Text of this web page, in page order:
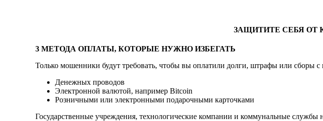
ЗАЩИТИТЕ СЕБЯ ОТ
3 МЕТОДА ОПЛАТЫ, КОТОРЫЕ НУЖНО ИЗБЕГАТЬ
Только мошенники будут требовать, чтобы вы оплатили долги, штрафы или сборы
Денежных проводов
Электронной валютой, например Bitcoin
Розничными или электронными подарочными карточками
Государственные учреждения, технологические компании и коммунальные службы